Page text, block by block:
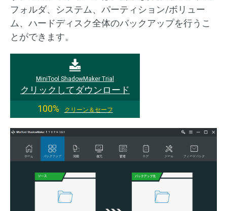
フォルダ、システム、パーティション/ボリュー
ム、ハードディスク全体のバックアップを行うこ
とができます。
MiniTool ShadowMaker Trial
クリックしてダウンロード
100%
クリーン＆セーフ